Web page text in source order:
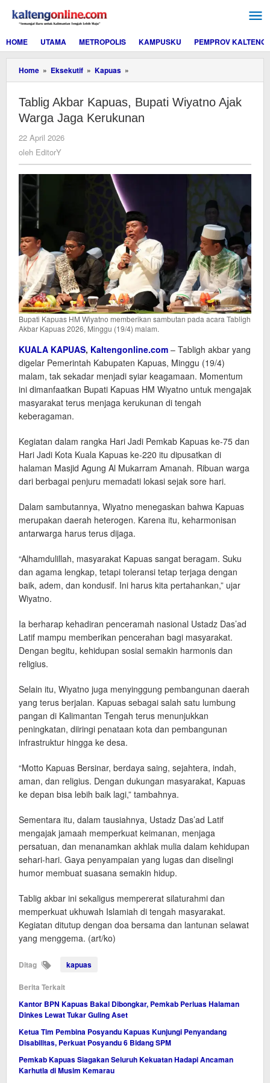
konten
HOME
UTAMA METROPOLIS KAMPUSKU PEMPROV KALTENG
Home » Eksekutif » Kapuas »
Akbar
Bupati
Wiyatno
Ajak
Tablig Akbar Kapuas, Bupati Wiyatno Ajak
Warga Jaga Kerukunan
22 April 2026
oleh EditorY
Bupati Kapuas HM Wiyatno memberikan sambutan pada acara Tabligh
Akbar Kapuas 2026, Minggu (19/4) malam.
KUALA KAPUAS, Kaltengonline.com – Tabligh akbar yang
digelar Pemerintah Kabupaten Kapuas, Minggu (19/4)
malam, tak sekadar menjadi syiar keagamaan. Momentum
ini dimanfaatkan Bupati Kapuas HM Wiyatno untuk mengajak
masyarakat terus menjaga kerukunan di tengah
keberagaman.
Kegiatan dalam rangka Hari Jadi Pemkab Kapuas ke-75 dan
Hari Jadi Kota Kuala Kapuas ke-220 itu dipusatkan di
halaman Masjid Agung Al Mukarram Amanah. Ribuan warga
dari berbagai penjuru memadati lokasi sejak sore hari.
Dalam sambutannya, Wiyatno menegaskan bahwa Kapuas
merupakan daerah heterogen. Karena itu, keharmonisan
antarwarga harus terus dijaga.
“Alhamdulillah, masyarakat Kapuas sangat beragam. Suku
dan agama lengkap, tetapi toleransi tetap terjaga dengan
baik, adem, dan kondusif. Ini harus kita pertahankan,” ujar
Wiyatno.
Ia berharap kehadiran penceramah nasional Ustadz Das’ad
Latif mampu memberikan pencerahan bagi masyarakat.
Dengan begitu, kehidupan sosial semakin harmonis dan
religius.
Selain itu, Wiyatno juga menyinggung pembangunan daerah
yang terus berjalan. Kapuas sebagai salah satu lumbung
pangan di Kalimantan Tengah terus menunjukkan
peningkatan, diiringi penataan kota dan pembangunan
infrastruktur hingga ke desa.
“Motto Kapuas Bersinar, berdaya saing, sejahtera, indah,
aman, dan religius. Dengan dukungan masyarakat, Kapuas
ke depan bisa lebih baik lagi,” tambahnya.
Sementara itu, dalam tausiahnya, Ustadz Das’ad Latif
mengajak jamaah memperkuat keimanan, menjaga
persatuan, dan menanamkan akhlak mulia dalam kehidupan
sehari-hari. Gaya penyampaian yang lugas dan diselingi
humor membuat suasana semakin hidup.
Tablig akbar ini sekaligus mempererat silaturahmi dan
memperkuat ukhuwah Islamiah di tengah masyarakat.
Kegiatan ditutup dengan doa bersama dan lantunan selawat
yang menggema. (art/ko)
Ditag kapuas
Berita Terkait
Kantor BPN Kapuas Bakal Dibongkar, Pemkab Perluas Halaman
Dinkes Lewat Tukar Guling Aset
Ketua Tim Pembina Posyandu Kapuas Kunjungi Penyandang
Disabilitas, Perkuat Posyandu 6 Bidang SPM
Pemkab Kapuas Siagakan Seluruh Kekuatan Hadapi Ancaman
Karhutla di Musim Kemarau